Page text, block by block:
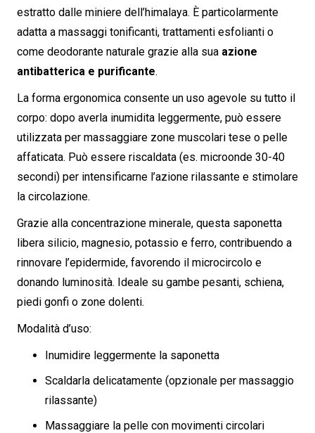
estratto dalle miniere dell’himalaya. È particolarmente
adatta a massaggi tonificanti, trattamenti esfolianti o
come deodorante naturale grazie alla sua azione
antibatterica e purificante.
La forma ergonomica consente un uso agevole su tutto il
corpo: dopo averla inumidita leggermente, può essere
utilizzata per massaggiare zone muscolari tese o pelle
affaticata. Può essere riscaldata (es. microonde 30-40
secondi) per intensificarne l’azione rilassante e stimolare
la circolazione.
Grazie alla concentrazione minerale, questa saponetta
libera silicio, magnesio, potassio e ferro, contribuendo a
rinnovare l’epidermide, favorendo il microcircolo e
donando luminosità. Ideale su gambe pesanti, schiena,
piedi gonfi o zone dolenti.
Modalità d’uso:
Inumidire leggermente la saponetta
Scaldarla delicatamente (opzionale per massaggio
rilassante)
Massaggiare la pelle con movimenti circolari